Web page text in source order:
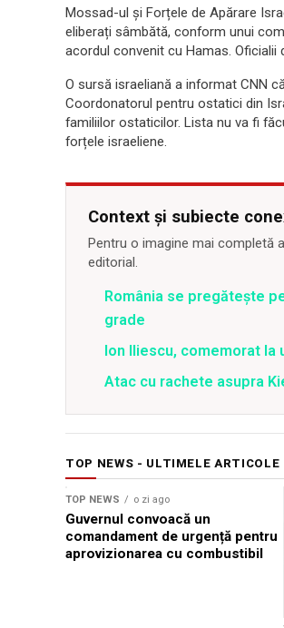
Mossad-ul și Forțele de Apărare
eliberați sâmbătă, conform unui
acordul convenit cu Hamas. Oficialii
O sursă israeliană a informat CNN
Coordonatorul pentru ostatici din
familiilor ostaticilor. Lista nu va fi
forțele israeliene.
Context și subiecte
Pentru o imagine mai completă
editorial.
România se pregătește
grade
Ion Iliescu, comemorat
Atac cu rachete asupra
TOP NEWS - ULTIMELE ARTICOLE
TOP NEWS o zi ago
Guvernul convoacă un
comandament de urgență pentru
aprovizionarea cu combustibil